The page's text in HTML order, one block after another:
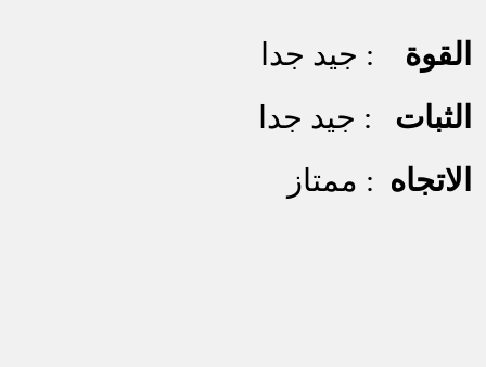
القوة
: جيد جدا
الثبات
: جيد جدا
الاتجاه : ممتاز